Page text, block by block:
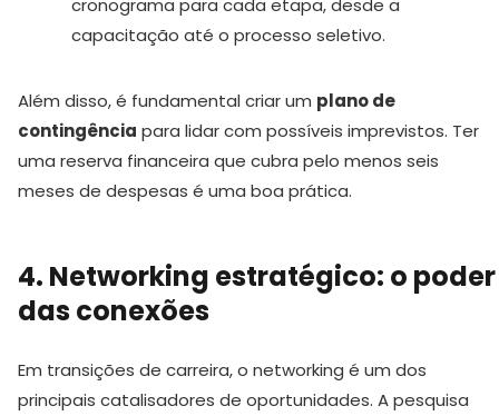
cronograma para cada etapa, desde a
capacitação até o processo seletivo.
Além disso, é fundamental criar um plano de
contingência para lidar com possíveis imprevistos. Ter
uma reserva financeira que cubra pelo menos seis
meses de despesas é uma boa prática.
4. Networking estratégico: o poder
das conexões
Em transições de carreira, o networking é um dos
principais catalisadores de oportunidades. A pesquisa